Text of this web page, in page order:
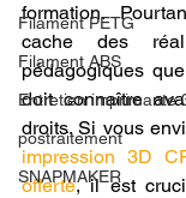
Filament PETG
Filament ABS
Entretien imprimante
postraitement
SNAPMAKER
formation.
cache des
pédagogiques
doit connaître
droits. Si vous
impression 3D
offerte, il est